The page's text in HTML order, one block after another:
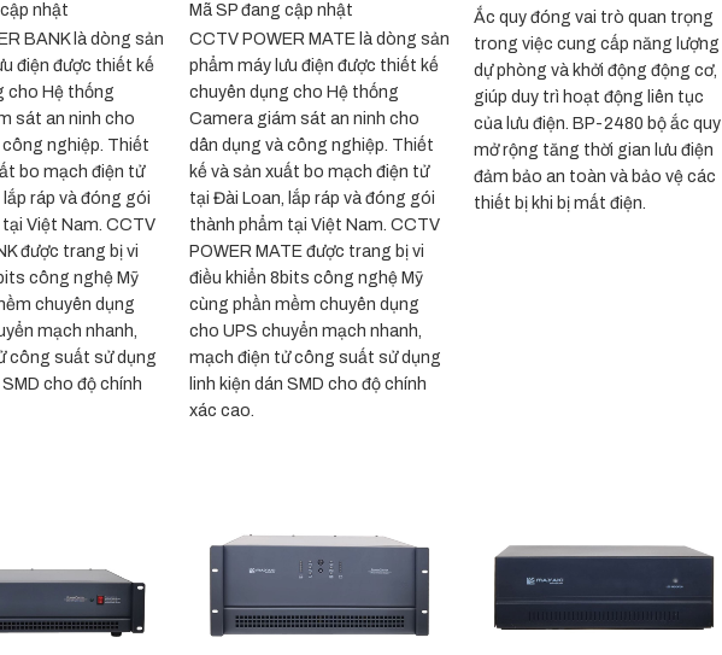
nhật
BANK là dòng sản
điện được thiết kế
cho Hệ thống
sát an ninh cho
công nghiệp. Thiết
bo mạch điện tử
ráp và đóng gói
Việt Nam. CCTV
được trang bị vi
công nghệ Mỹ
chuyên dụng
mạch nhanh,
công suất sử dụng
cho độ chính
Mã SP đang cập nhật
CCTV POWER MATE là dòng sản
phẩm máy lưu điện được thiết kế
chuyên dụng cho Hệ thống
Camera giám sát an ninh cho
dân dụng và công nghiệp. Thiết
kế và sản xuất bo mạch điện tử
tại Đài Loan, lắp ráp và đóng gói
thành phẩm tại Việt Nam. CCTV
POWER MATE được trang bị vi
điều khiển 8bits công nghệ Mỹ
cùng phần mềm chuyên dụng
cho UPS chuyển mạch nhanh,
mạch điện tử công suất sử dụng
linh kiện dán SMD cho độ chính
xác cao.
Ắc quy đóng vai trò quan trọng
trong việc cung cấp năng lượng
dự phòng và khởi động động cơ,
giúp duy trì hoạt động liên tục
của lưu điện. BP-2480 bộ ắc quy
mở rộng tăng thời gian lưu điện
đảm bảo an toàn và bảo vệ các
thiết bị khi bị mất điện.